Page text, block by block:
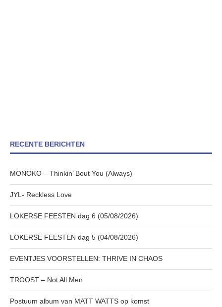
RECENTE BERICHTEN
MONOKO – Thinkin’ Bout You (Always)
JYL- Reckless Love
LOKERSE FEESTEN dag 6 (05/08/2026)
LOKERSE FEESTEN dag 5 (04/08/2026)
EVENTJES VOORSTELLEN: THRIVE IN CHAOS
TROOST – Not All Men
Postuum album van MATT WATTS op komst